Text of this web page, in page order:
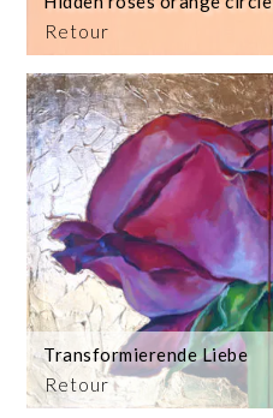
Retour
Retour
Transformierende Liebe